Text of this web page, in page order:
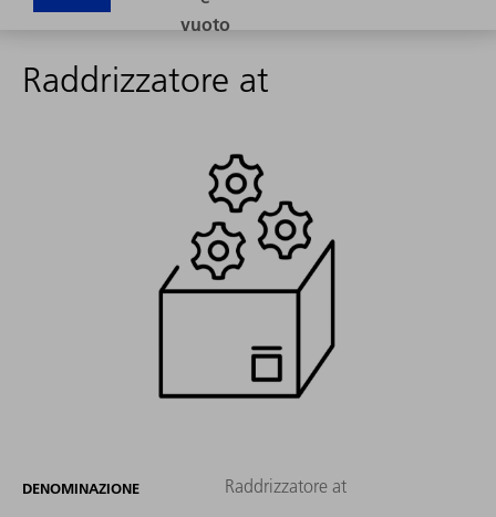
Raddrizzatore at
DENOMINAZIONE Raddrizzatore at